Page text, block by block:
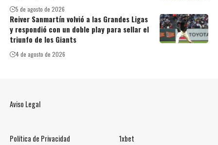
5 de agosto de 2026
Reiver Sanmartín volvió a las Grandes Ligas
y respondió con un doble play para sellar el
triunfo de los Giants
4 de agosto de 2026
Aviso Legal
Política de Privacidad 1xbet